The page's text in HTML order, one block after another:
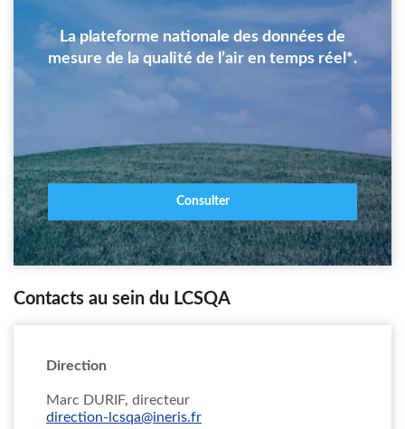
La plateforme nationale des données de
mesure de la qualité de l’air en temps réel*.
Consulter
Contacts au sein du LCSQA
Direction
Marc DURIF, directeur
direction-lcsqa@ineris.fr